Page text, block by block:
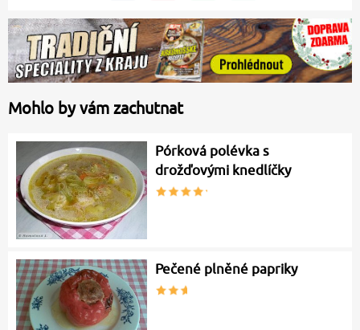
Mohlo by vám zachutnat
Pórková polévka s
drožďovými knedlíčky
Pečené plněné papriky